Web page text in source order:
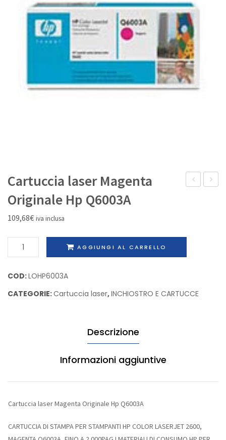
IL MIO ACCOUNT
capacita’
Cartuccia laser Magenta
Originale Hp Q6003A
109,68€ iva inclusa
Cartuccia
laser
Originale
Hp
AGGIUNGI AL CARRELLO
COD:LOHP6003A
CATEGORIE:Cartuccia laser,INCHIOSTRO E CARTUCCE
Descrizione
Informazioni aggiuntive
Cartuccia laser Magenta Originale Hp Q6003A
CARTUCCIA DI STAMPA PER STAMPANTI HP COLOR LASERJET 2600,